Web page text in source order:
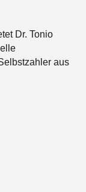
Dr. Tonio
aus